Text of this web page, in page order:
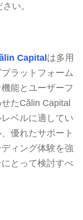
い。
Capitalは多用
ラットフォーム
能とユーザーフ
たCălin Capital
ベルに適してい
優れたサポート
ィング体験を強
とって検討すべ